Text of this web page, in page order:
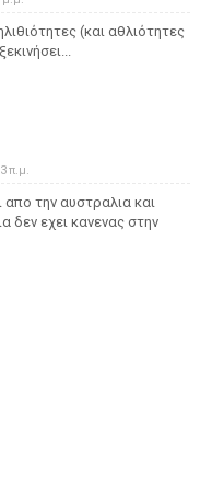
(και αθλιότητες
π.μ.
απο την αυστραλια και
δεν εχει κανενας στην